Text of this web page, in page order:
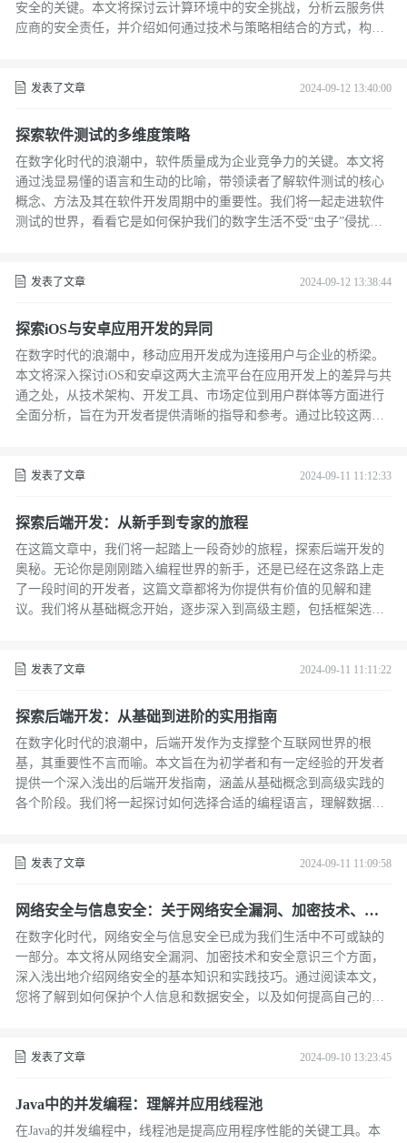
安全的关键。本文将探讨云计算环境中的安全挑战，分析云服务供
应商的安全责任，并介绍如何通过技术与策略相结合的方式，构建
发表了文章 2024-09-12 13:40:00
探索软件测试的多维度策略
在数字化时代的浪潮中，软件质量成为企业竞争力的关键。本文将
通过浅显易懂的语言和生动的比喻，带领读者了解软件测试的核心
概念、方法及其在软件开发周期中的重要性。我们将一起走进软件
测试的世界，看看它是如何保护我们的数字生活不受“虫子”侵扰
发表了文章 2024-09-12 13:38:44
探索iOS与安卓应用开发的异同
在数字时代的浪潮中，移动应用开发成为连接用户与企业的桥梁。
本文将深入探讨iOS和安卓这两大主流平台在应用开发上的差异与共
通之处，从技术架构、开发工具、市场定位到用户群体等方面进行
全面分析，旨在为开发者提供清晰的指导和参考。通过比较这两个
发表了文章 2024-09-11 11:12:33
探索后端开发：从新手到专家的旅程
在这篇文章中，我们将一起踏上一段奇妙的旅程，探索后端开发的
奥秘。无论你是刚刚踏入编程世界的新手，还是已经在这条路上走
了一段时间的开发者，这篇文章都将为你提供有价值的见解和建
议。我们将从基础概念开始，逐步深入到高级主题，包括框架选
发表了文章 2024-09-11 11:11:22
探索后端开发：从基础到进阶的实用指南
在数字化时代的浪潮中，后端开发作为支撑整个互联网世界的根
基，其重要性不言而喻。本文旨在为初学者和有一定经验的开发者
提供一个深入浅出的后端开发指南，涵盖从基础概念到高级实践的
各个阶段。我们将一起探讨如何选择合适的编程语言，理解数据库
都将是你的宝贵财富。
发表了文章 2024-09-11 11:09:58
网络安全与信息安全：关于网络安全漏洞、加密技术、安
全意识等方面的知识分享
在数字化时代，网络安全与信息安全已成为我们生活中不可或缺的
一部分。本文将从网络安全漏洞、加密技术和安全意识三个方面，
深入浅出地介绍网络安全的基本知识和实践技巧。通过阅读本文，
您将了解到如何保护个人信息和数据安全，以及如何提高自己的网
发表了文章 2024-09-10 13:23:45
Java中的并发编程：理解并应用线程池
在Java的并发编程中，线程池是提高应用程序性能的关键工具。本